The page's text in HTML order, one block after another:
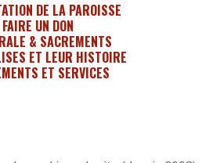
DE LA PAROISSE
FAIRE UN DON
& SACREMENTS
ET LEUR HISTOIRE
ET SERVICES